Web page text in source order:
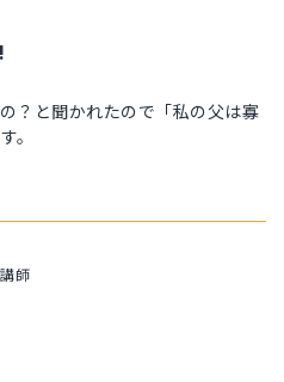
？と聞かれたので「私の父は寡
。
師